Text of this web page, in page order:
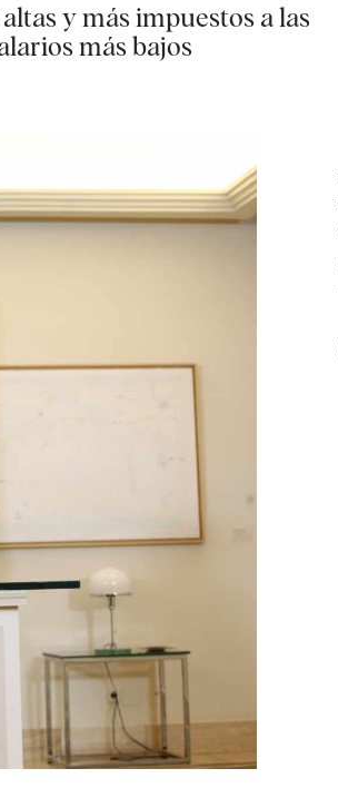
y más impuestos a las
más bajos